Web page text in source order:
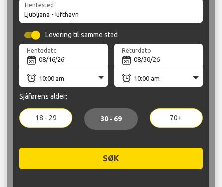
Hentested
Levering til samme sted
Hentedato Returdato
Sjåførens alder:
18 - 29 30 - 69 70+
SØK